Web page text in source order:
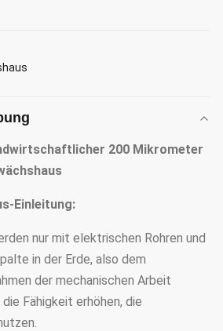
200 Mikrometer
Einleitung:
nur mit elektrischen Rohren und
in der Erde, also dem
der mechanischen Arbeit
Fähigkeit erhöhen, die